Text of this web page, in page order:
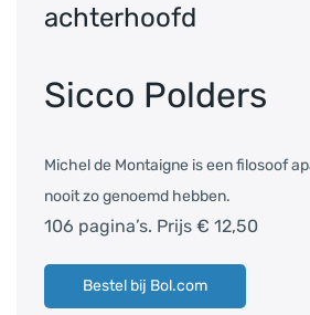
achterhoofd
Sicco Polders
Michel de Montaigne is een filosoof
nooit zo genoemd hebben.
106 pagina’s. Prijs € 12,50
Bestel bij Bol.com